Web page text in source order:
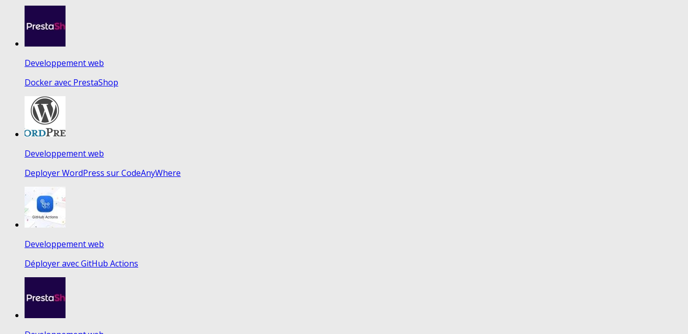
Developpement web
Docker avec PrestaShop
Developpement web
Deployer WordPress sur CodeAnyWhere
Developpement web
Déployer avec GitHub Actions